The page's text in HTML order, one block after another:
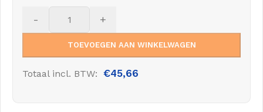
- +
TOEVOEGEN AAN WINKELWAGEN
Totaal incl. BTW: €45,66